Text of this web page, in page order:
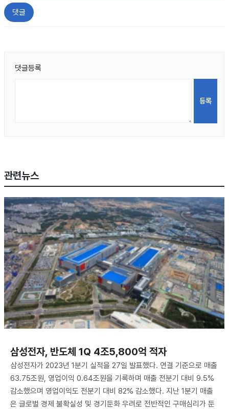
댓글
댓글등록
관련뉴스
삼성전자, 반도체 1Q 4조5,800억 적자
삼성전자가 2023년 1분기 실적을 27일 발표했다. 연결 기준으로 매출
63.75조원, 영업이익 0.64조원을 기록하며 매출 전분기 대비 9.5%
감소했으며 영업이익도 전분기 대비 82% 감소했다. 지난 1분기 매출
은 글로벌 경제 불확실성 및 경기둔화 우려로 전반적인 구매심리가 둔